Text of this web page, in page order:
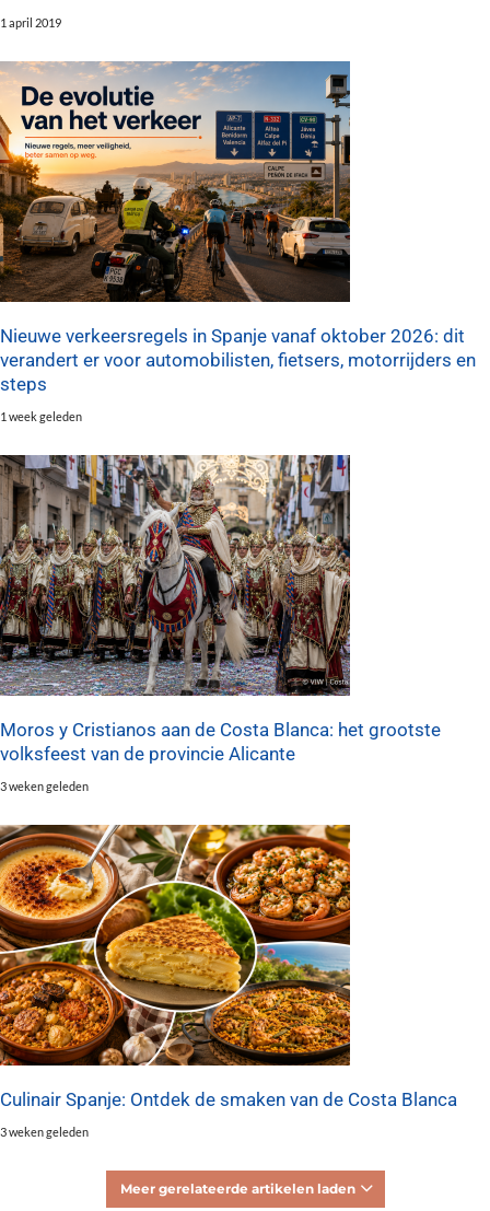
1 april 2019
Nieuwe verkeersregels in Spanje vanaf oktober 2026: dit
verandert er voor automobilisten, fietsers, motorrijders en
steps
1 week geleden
Moros y Cristianos aan de Costa Blanca: het grootste
volksfeest van de provincie Alicante
3 weken geleden
Culinair Spanje: Ontdek de smaken van de Costa Blanca
3 weken geleden
Meer gerelateerde artikelen laden